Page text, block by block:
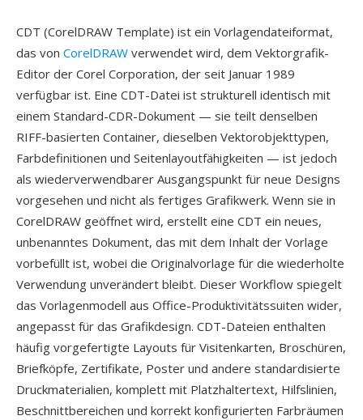
CDT (CorelDRAW Template) ist ein Vorlagendateiformat,
das von CorelDRAW verwendet wird, dem Vektorgrafik-
Editor der Corel Corporation, der seit Januar 1989
verfügbar ist. Eine CDT-Datei ist strukturell identisch mit
einem Standard-CDR-Dokument — sie teilt denselben
RIFF-basierten Container, dieselben Vektorobjekttypen,
Farbdefinitionen und Seitenlayoutfähigkeiten — ist jedoch
als wiederverwendbarer Ausgangspunkt für neue Designs
vorgesehen und nicht als fertiges Grafikwerk. Wenn sie in
CorelDRAW geöffnet wird, erstellt eine CDT ein neues,
unbenanntes Dokument, das mit dem Inhalt der Vorlage
vorbefüllt ist, wobei die Originalvorlage für die wiederholte
Verwendung unverändert bleibt. Dieser Workflow spiegelt
das Vorlagenmodell aus Office-Produktivitätssuiten wider,
angepasst für das Grafikdesign. CDT-Dateien enthalten
häufig vorgefertigte Layouts für Visitenkarten, Broschüren,
Briefköpfe, Zertifikate, Poster und andere standardisierte
Druckmaterialien, komplett mit Platzhaltertext, Hilfslinien,
Beschnittbereichen und korrekt konfigurierten Farbräumen